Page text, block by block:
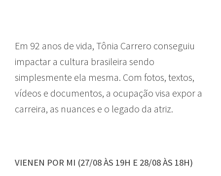
Em 92 anos de vida, Tônia Carrero conseguiu
impactar a cultura brasileira sendo
simplesmente ela mesma. Com fotos, textos,
vídeos e documentos, a ocupação visa expor a
carreira, as nuances e o legado da atriz.
VIENEN POR MI (27/08 ÀS 19H E 28/08 ÀS 18H)